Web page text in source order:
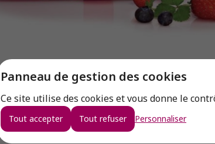
Panneau de gestion des cookies
Ce site utilise des cookies et vous donne le
Tout accepter Tout refuser Personnaliser